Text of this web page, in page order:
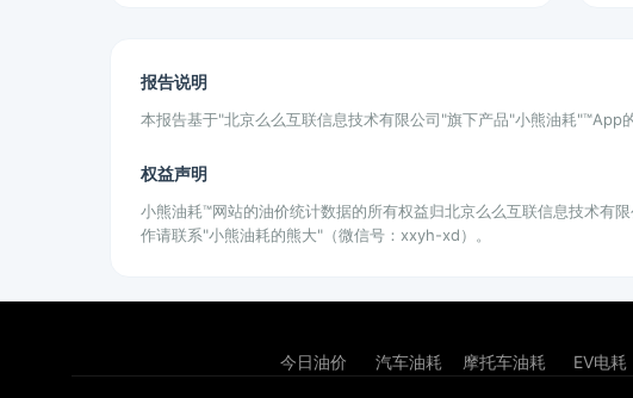
报告说明
本报告基于"北京么么互联信息技术有限公司"旗下产品"小熊油耗"™App
权益声明
小熊油耗™网站的油价统计数据的所有权益归北京么么互联信息技术有
作请联系"小熊油耗的熊大"（微信号：xxyh-xd）。
今日油价 汽车油耗 摩托车油耗 EV电耗